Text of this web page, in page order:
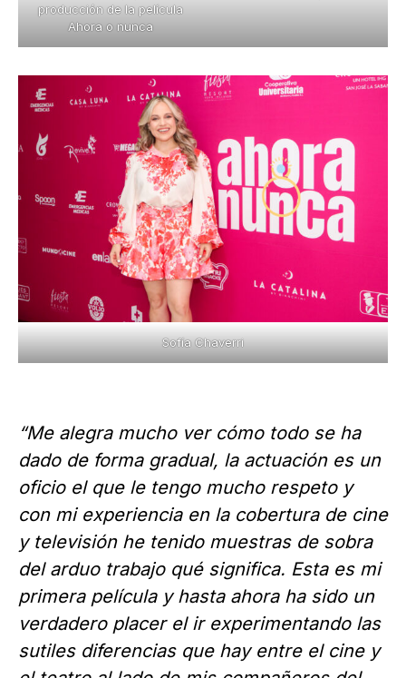
producción de la película
Ahora o nunca
Sofía Chaverri
“Me alegra mucho ver cómo todo se ha
dado de forma gradual, la actuación es un
oficio el que le tengo mucho respeto y
con mi experiencia en la cobertura de cine
y televisión he tenido muestras de sobra
del arduo trabajo qué significa. Esta es mi
primera película y hasta ahora ha sido un
verdadero placer el ir experimentando las
sutiles diferencias que hay entre el cine y